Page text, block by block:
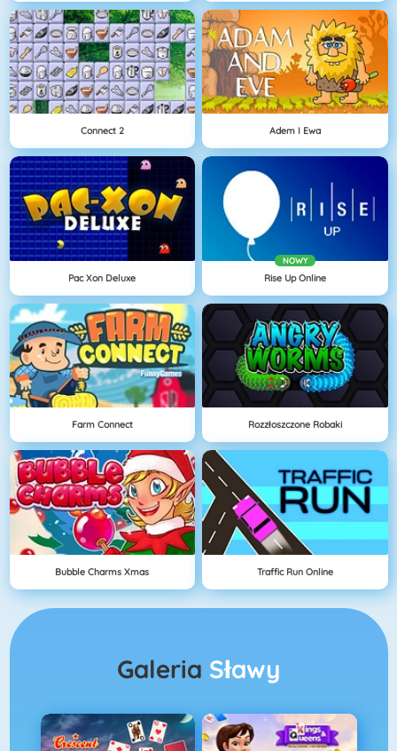
Connect 2 Adem I Ewa
Pac Xon Deluxe
NOWY
Rise Up Online
Farm Connect Rozzłoszczone Robaki
Bubble Charms Xmas Traffic Run Online
Galeria Sławy